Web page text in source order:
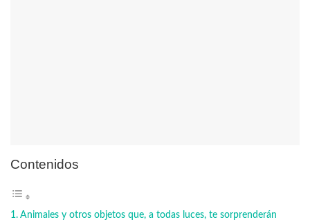
Contenidos
Animales y otros objetos que, a todas luces, te sorprenderán